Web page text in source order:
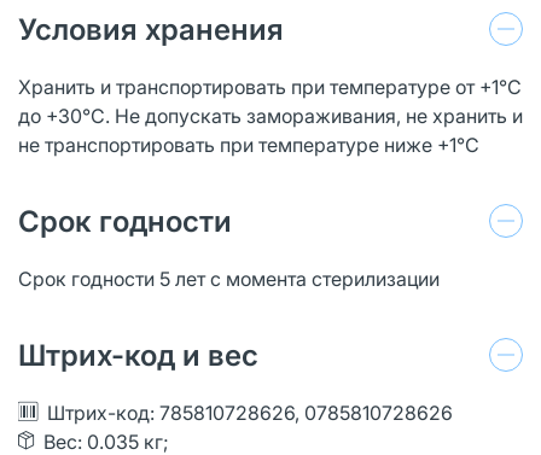
Условия хранения
Хранить и транспортировать при температуре от +1°С
до +30°С. Не допускать замораживания, не хранить и
не транспортировать при температуре ниже +1°С
Срок годности
Срок годности 5 лет с момента стерилизации
Штрих-код и вес
Штрих-код: 785810728626, 0785810728626
Вес: 0.035 кг;